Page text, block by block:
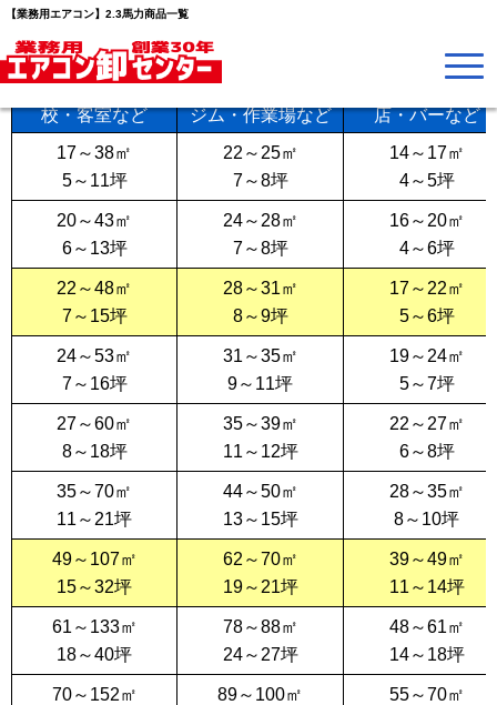
【業務用エアコン】2.3馬力商品一覧
★はプライス的に推奨しております！
事務所・病院・学
校・客室など
商店・スーパー・
ジム・作業場など
店・バーなど
17～38㎡
5～11坪
22～25㎡
7～8坪
14～17㎡
4～5坪
20～43㎡
6～13坪
24～28㎡
7～8坪
16～20㎡
4～6坪
22～48㎡
7～15坪
28～31㎡
8～9坪
17～22㎡
5～6坪
24～53㎡
7～16坪
31～35㎡
9～11坪
19～24㎡
5～7坪
27～60㎡
8～18坪
35～39㎡
11～12坪
22～27㎡
6～8坪
35～70㎡
11～21坪
44～50㎡
13～15坪
28～35㎡
8～10坪
49～107㎡
15～32坪
62～70㎡
19～21坪
39～49㎡
11～14坪
61～133㎡
18～40坪
78～88㎡
24～27坪
48～61㎡
14～18坪
70～152㎡
89～100㎡
55～70㎡